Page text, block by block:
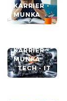
KARRIER -
MUNKA
KARRIER -
MUNKA
TECH - IT